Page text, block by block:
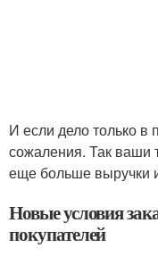
И если дело только в
сожаления. Так ваши
еще больше выручки
Новые условия
покупателей